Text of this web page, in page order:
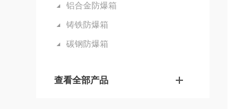
铝合金防爆箱
铸铁防爆箱
碳钢防爆箱
查看全部产品